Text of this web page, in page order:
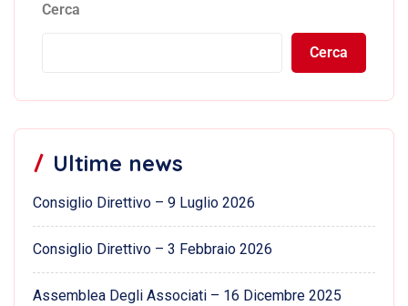
Cerca
Cerca
Ultime news
Consiglio Direttivo – 9 Luglio 2026
Consiglio Direttivo – 3 Febbraio 2026
Assemblea Degli Associati – 16 Dicembre 2025